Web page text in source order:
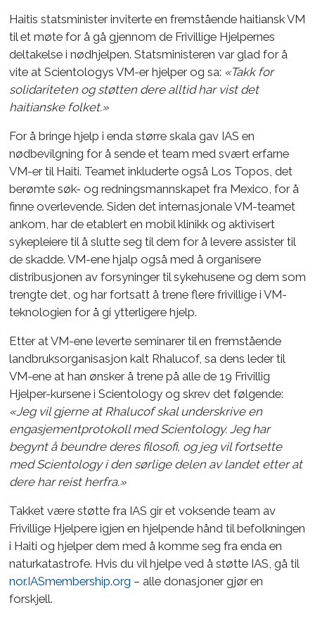
Haitis statsminister inviterte en fremstående haitiansk VM
til et møte for å gå gjennom de Frivillige Hjelpernes
deltakelse i nødhjelpen. Statsministeren var glad for å
vite at Scientologys VM-er hjelper og sa: «Takk for
solidariteten og støtten dere alltid har vist det
haitianske folket.»
For å bringe hjelp i enda større skala gav IAS en
nødbevilgning for å sende et team med svært erfarne
VM-er til Haiti. Teamet inkluderte også Los Topos, det
berømte søk- og redningsmannskapet fra Mexico, for å
finne overlevende. Siden det internasjonale VM-teamet
ankom, har de etablert en mobil klinikk og aktivisert
sykepleiere til å slutte seg til dem for å levere assister til
de skadde. VM-ene hjalp også med å organisere
distribusjonen av forsyninger til sykehusene og dem som
trengte det, og har fortsatt å trene flere frivillige i VM-
teknologien for å gi ytterligere hjelp.
Etter at VM-ene leverte seminarer til en fremstående
landbruksorganisasjon kalt Rhalucof, sa dens leder til
VM-ene at han ønsker å trene på alle de 19 Frivillig
Hjelper-kursene i Scientology og skrev det følgende:
«Jeg vil gjerne at Rhalucof skal underskrive en
engasjementprotokoll med Scientology. Jeg har
begynt å beundre deres filosofi, og jeg vil fortsette
med Scientology i den sørlige delen av landet etter at
dere har reist herfra.»
Takket være støtte fra IAS gir et voksende team av
Frivillige Hjelpere igjen en hjelpende hånd til befolkningen
i Haiti og hjelper dem med å komme seg fra enda en
naturkatastrofe. Hvis du vil hjelpe ved å støtte IAS, gå til
nor.IASmembership.org – alle donasjoner gjør en
forskjell.